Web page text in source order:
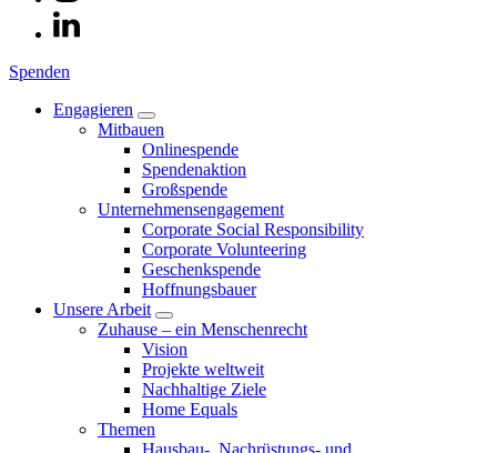
Spenden
Engagieren
Mitbauen
Onlinespende
Spendenaktion
Großspende
Unternehmensengagement
Corporate Social Responsibility
Corporate Volunteering
Geschenkspende
Hoffnungsbauer
Unsere Arbeit
Zuhause – ein Menschenrecht
Vision
Projekte weltweit
Nachhaltige Ziele
Home Equals
Themen